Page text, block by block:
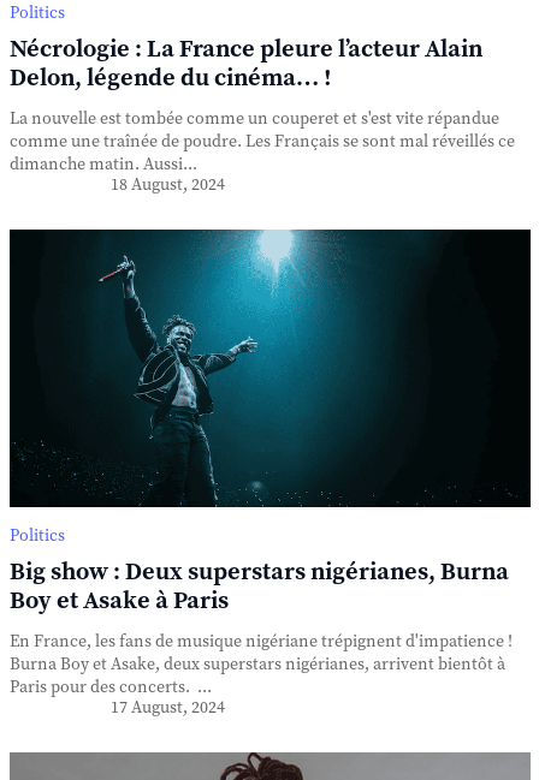
Politics
Nécrologie : La France pleure l’acteur Alain
Delon, légende du cinéma… !
La nouvelle est tombée comme un couperet et s'est vite répandue
comme une traînée de poudre. Les Français se sont mal réveillés ce
dimanche matin. Aussi...
18 August, 2024
Politics
Big show : Deux superstars nigérianes, Burna
Boy et Asake à Paris
En France, les fans de musique nigériane trépignent d'impatience !
Burna Boy et Asake, deux superstars nigérianes, arrivent bientôt à
Paris pour des concerts. ...
17 August, 2024